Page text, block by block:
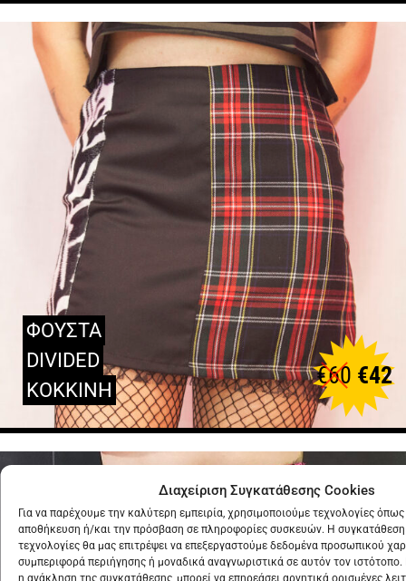
Διαχείριση Συγκατάθεσης Cookies
Για να παρέχουμε την καλύτερη εμπειρία, χρησιμοποιούμε τεχνολογίες
αποθήκευση ή/και την πρόσβαση σε πληροφορίες συσκευών. Η συγκατάθεση
τεχνολογίες θα μας επιτρέψει να επεξεργαστούμε δεδομένα προσωπικού
συμπεριφορά περιήγησης ή μοναδικά αναγνωριστικά σε αυτόν τον
η ανάκληση της συγκατάθεσης, μπορεί να επηρεάσει αρνητικά ορισμένες
ΦΟΥΣΤΑ
DIVIDED
ΚΟΚΚΙΝΗ
€60 €42